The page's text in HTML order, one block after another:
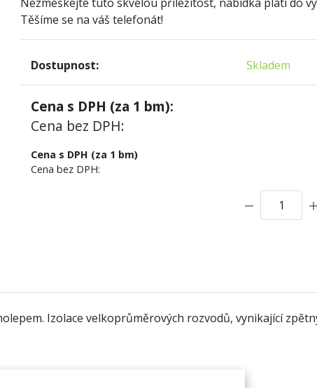
Těšíme se na váš telefonát!
Dostupnost: Skladem
Cena s DPH (za 1 bm):
Cena bez DPH:
Cena s DPH (za 1 bm)
Cena bez DPH:
Izolace velkoprůměrových rozvodů, vynikající